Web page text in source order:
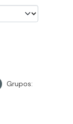
Grupos: